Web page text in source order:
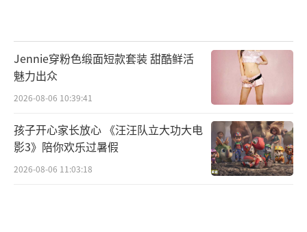
Jennie穿粉色缎面短款套装 甜酷鲜活
魅力出众
2026-08-06 10:39:41
孩子开心家长放心 《汪汪队立大功大电
影3》陪你欢乐过暑假
2026-08-06 11:03:18